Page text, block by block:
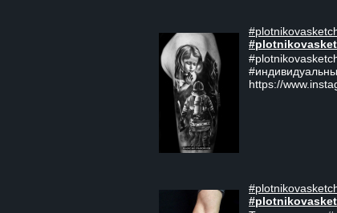
https://